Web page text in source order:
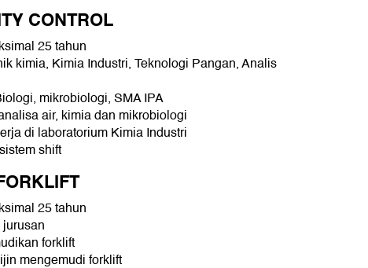
CONTROL
25 tahun
kimia, Kimia Industri, Teknologi Pangan, Analis
mikrobiologi, SMA IPA
air, kimia dan mikrobiologi
di laboratorium Kimia Industri
shift
25 tahun
forklift
mengemudi forklift